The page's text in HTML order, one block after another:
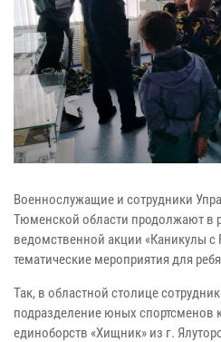
Военнослужащие и сотрудники
Тюменской области продолжают в
ведомственной акции «Каникулы с
тематические мероприятия для
Так, в областной столице
подразделение юных спортсменов
единоборств «Хищник» из г.